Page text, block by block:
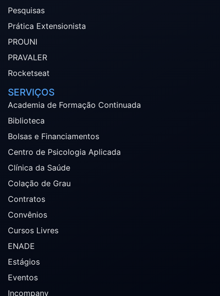
Pesquisas
Prática Extensionista
PROUNI
PRAVALER
Rocketseat
SERVIÇOS
Academia de Formação Continuada
Biblioteca
Bolsas e Financiamentos
Centro de Psicologia Aplicada
Clínica da Saúde
Colação de Grau
Contratos
Convênios
Cursos Livres
ENADE
Estágios
Eventos
Incompany